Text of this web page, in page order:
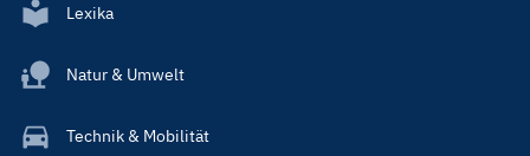
Lexika
Natur & Umwelt
Technik & Mobilität